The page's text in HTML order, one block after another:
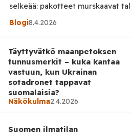
selkeää: pakotteet murskaavat
sodan ja yhtenäinen länsi näyttää
tahdin. Todellisuus on kuitenkin
kiusallisempi. Pakotteilla piti
hengiltä. Sen sijaan Eurooppa
omaansa. Energiakustannukset
[…]
Blogi8.4.2026
Täyttyvätkö maanpetoksen
tunnusmerkit – kuka kantaa
vastuun, kun Ukrainan
sotadronet tappavat
suomalaisia?
Näkökulma2.4.2026
Suomen ilmatilan